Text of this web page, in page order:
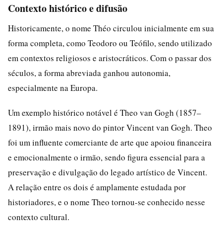
Contexto histórico e difusão
Historicamente, o nome Théo circulou inicialmente em sua
forma completa, como Teodoro ou Teófilo, sendo utilizado
em contextos religiosos e aristocráticos. Com o passar dos
séculos, a forma abreviada ganhou autonomia,
especialmente na Europa.
Um exemplo histórico notável é Theo van Gogh (1857–
1891), irmão mais novo do pintor Vincent van Gogh. Theo
foi um influente comerciante de arte que apoiou financeira
e emocionalmente o irmão, sendo figura essencial para a
preservação e divulgação do legado artístico de Vincent.
A relação entre os dois é amplamente estudada por
historiadores, e o nome Theo tornou-se conhecido nesse
contexto cultural.